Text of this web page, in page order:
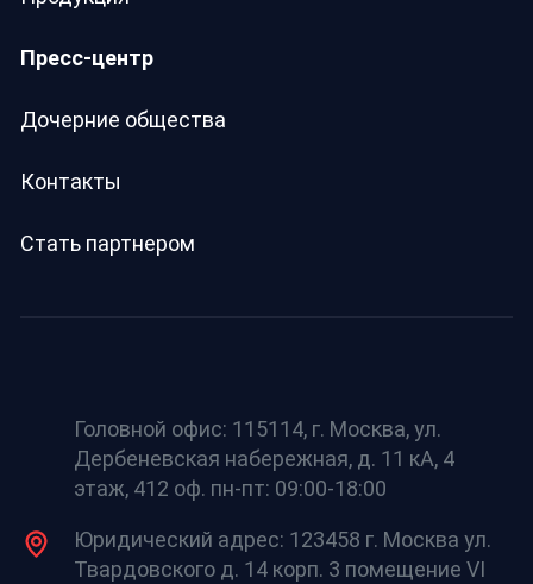
Пресс-центр
Дочерние общества
Контакты
Стать партнером
Головной офис: 115114, г. Москва, ул.
Дербеневская набережная, д. 11 кА, 4
этаж, 412 оф. пн-пт: 09:00-18:00
Юридический адрес: 123458 г. Москва ул.
Твардовского д. 14 корп. 3 помещение VI